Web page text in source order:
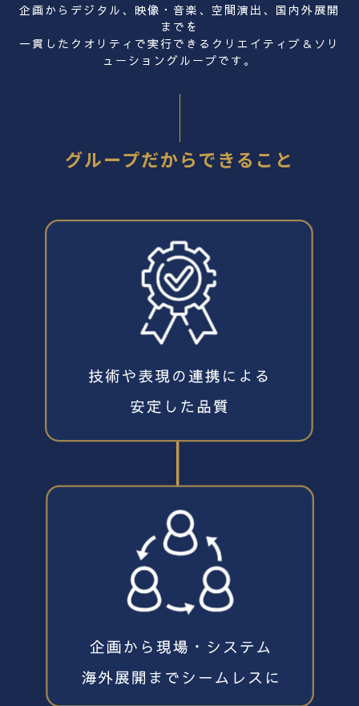
企画からデジタル、映像・音楽、空間演出、国内外展開
までを
一貫したクオリティで実行できるクリエイティブ＆ソリ
ューショングループです。
グループだからできること